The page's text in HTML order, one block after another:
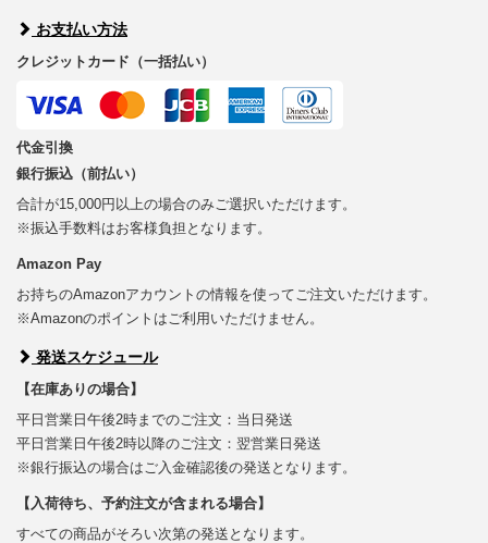
お支払い方法
クレジットカード（一括払い）
代金引換
銀行振込（前払い）
合計が15,000円以上の場合のみご選択いただけます。
※振込手数料はお客様負担となります。
Amazon Pay
お持ちのAmazonアカウントの情報を使ってご注文いただけます。
※Amazonのポイントはご利用いただけません。
発送スケジュール
【在庫ありの場合】
平日営業日午後2時までのご注文：当日発送
平日営業日午後2時以降のご注文：翌営業日発送
※銀行振込の場合はご入金確認後の発送となります。
【入荷待ち、予約注文が含まれる場合】
すべての商品がそろい次第の発送となります。